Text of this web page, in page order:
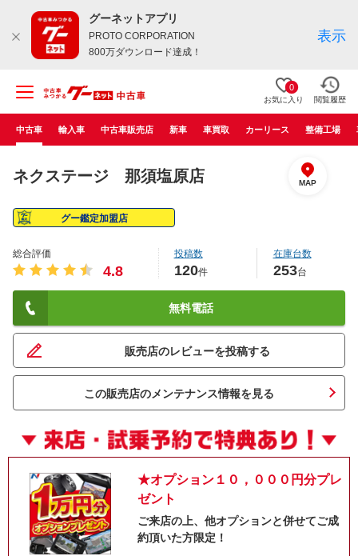
グーネットアプリ
PROTO CORPORATION
800万ダウンロード達成！
表示
0
お気に入り 閲覧履歴
中古車 輸入車 中古車販売店 新車 車買取 カーリース 整備工場
ネクステージ 那須塩原店 MAP
グー鑑定加盟店
総合評価
4.8
投稿数
120件
在庫台数
253台
無料電話
販売店のレビューを投稿する
この販売店のメンテナンス情報を見る
★オプション１０，０００円分プレ
ゼント
ご来店の上、他オプションと併せてご成
約頂いた方限定！